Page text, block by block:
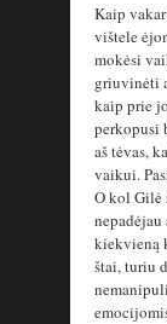
Kaip
vištele
mokėsi
griuvinėti
kaip prie
perkopusi
aš tėvas,
vaikui.
O kol Gilė
kiekvieną
štai, turiu